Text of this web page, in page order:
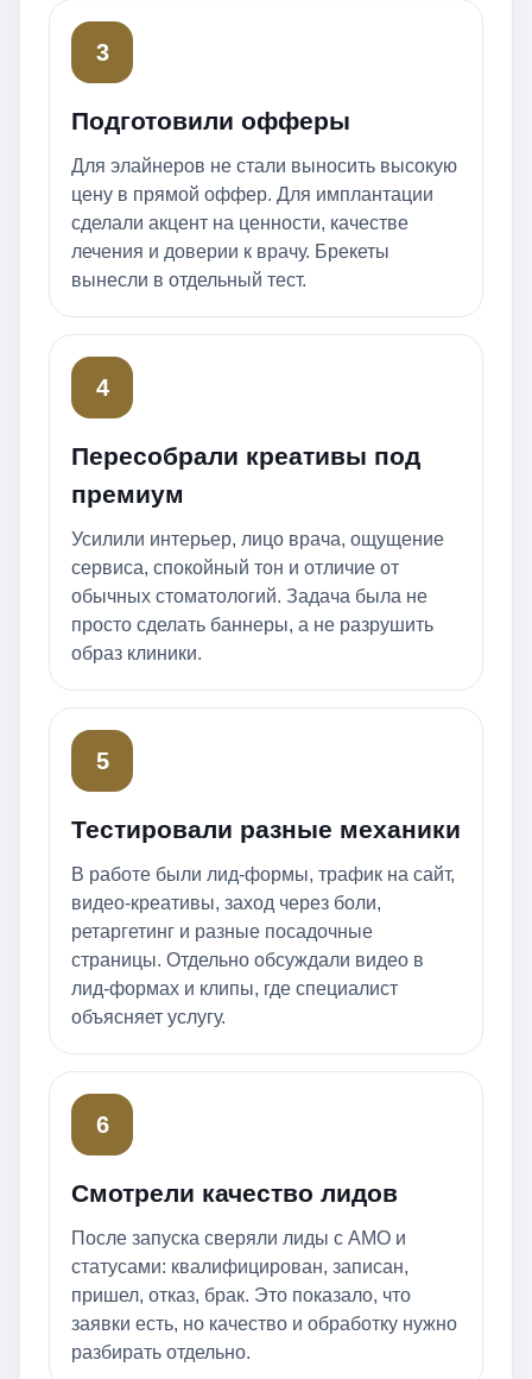
3
Подготовили офферы
Для элайнеров не стали выносить высокую
цену в прямой оффер. Для имплантации
сделали акцент на ценности, качестве
лечения и доверии к врачу. Брекеты
вынесли в отдельный тест.
4
Пересобрали креативы под
премиум
Усилили интерьер, лицо врача, ощущение
сервиса, спокойный тон и отличие от
обычных стоматологий. Задача была не
просто сделать баннеры, а не разрушить
образ клиники.
5
Тестировали разные механики
В работе были лид-формы, трафик на сайт,
видео-креативы, заход через боли,
ретаргетинг и разные посадочные
страницы. Отдельно обсуждали видео в
лид-формах и клипы, где специалист
объясняет услугу.
6
Смотрели качество лидов
После запуска сверяли лиды с AMO и
статусами: квалифицирован, записан,
пришел, отказ, брак. Это показало, что
заявки есть, но качество и обработку нужно
разбирать отдельно.